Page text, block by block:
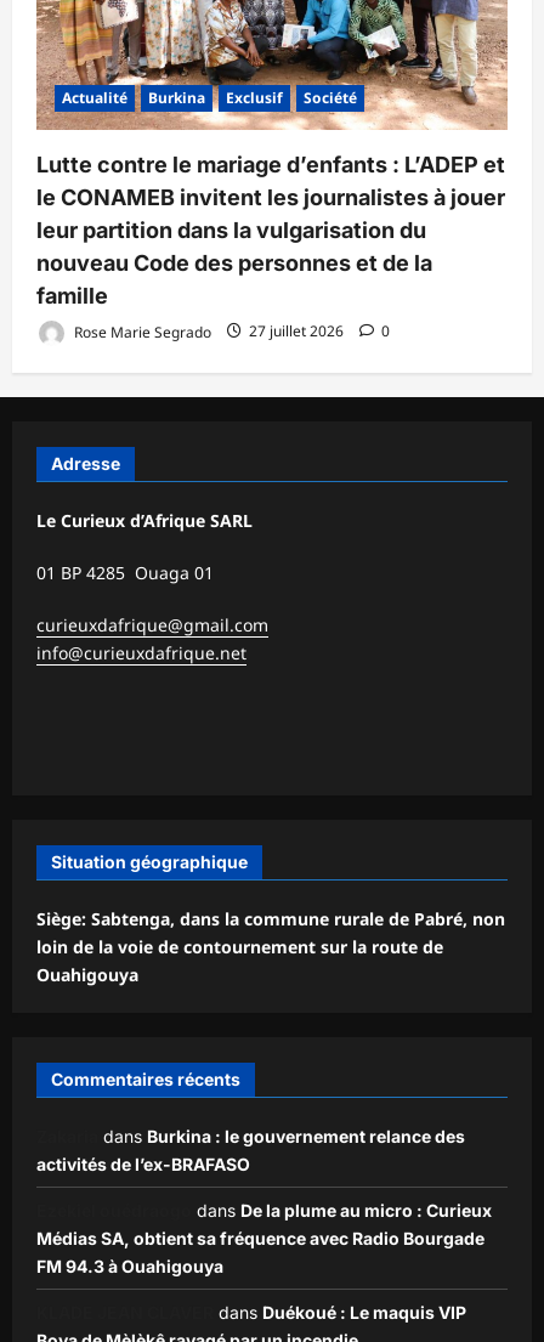
Actualité Burkina Exclusif Société
Lutte contre le mariage d’enfants : L’ADEP et
le CONAMEB invitent les journalistes à jouer
leur partition dans la vulgarisation du
nouveau Code des personnes et de la
famille
Rose Marie Segrado 27 juillet 2026 0
Adresse
Le Curieux d’Afrique SARL
01 BP 4285 Ouaga 01
curieuxdafrique@gmail.com
info@curieuxdafrique.net
Situation géographique
Siège: Sabtenga, dans la commune rurale de Pabré, non
loin de la voie de contournement sur la route de
Ouahigouya
Commentaires récents
dans Burkina : le gouvernement relance des
activités de l’ex-BRAFASO
dans De la plume au micro : Curieux
Médias SA, obtient sa fréquence avec Radio Bourgade
FM 94.3 à Ouahigouya
dans Duékoué : Le maquis VIP